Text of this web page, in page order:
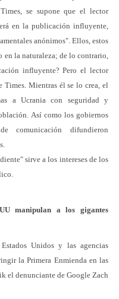
se supone que el lector
en la publicación influyente,
anónimos". Ellos, estos
en la naturaleza; de lo contrario,
influyente? Pero el lector
Times. Mientras él se lo crea, el
a Ucrania con seguridad y
Así como los gobiernos
comunicación difundieron
sirve a los intereses de los
manipulan a los gigantes
Unidos y las agencias
la Primera Enmienda en las
el denunciante de Google Zach